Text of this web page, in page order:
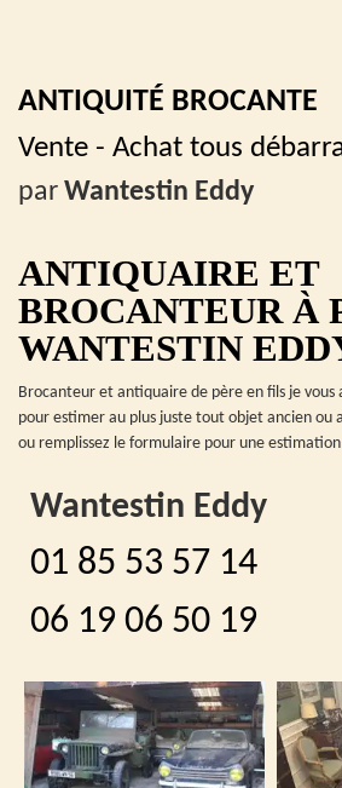
ANTIQUITÉ BROCANTE
Vente - Achat tous
par Wantestin Eddy
ANTIQUAIRE ET
BROCANTEUR À
WANTESTIN
Brocanteur et antiquaire de père en fils je vous
pour estimer au plus juste tout objet ancien ou
ou remplissez le formulaire pour une
Wantestin Eddy
01 85 53 57 14
06 19 06 50 19